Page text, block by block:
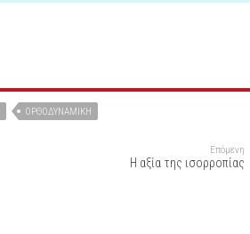
ΟΡΘΟΔΥΝΑΜΙΚΉ
Επόμενη
Η αξία της ισορροπίας